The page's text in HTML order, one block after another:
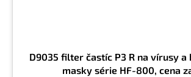
D9035 filter častíc P3 R na vírusy
masky série HF-800, cena